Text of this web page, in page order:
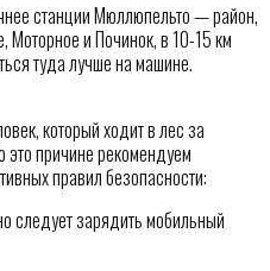
станции Мюллюпельто — район,
Моторное и Починок, в 10-15 км
туда лучше на машине.
который ходит в лес за
это причине рекомендуем
правил безопасности:
следует зарядить мобильный